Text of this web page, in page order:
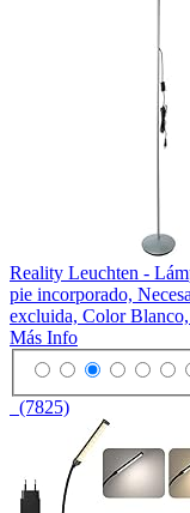
Reality Leuchten -
pie incorporado,
excluida, Color
Más Info
(7825)